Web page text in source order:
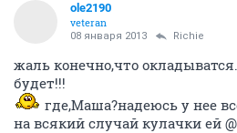
ole2190
veteran
08 января 2013 Richie
жаль конечно,что
будет!!!
где,Маша?надеюсь у нее
на всякий случай кулачки ей